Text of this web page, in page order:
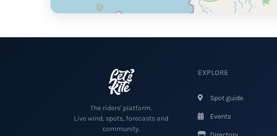
The riders' platform.
Live wind, spots, forecasts and
community.
EXPLORE
Spot guide
Events